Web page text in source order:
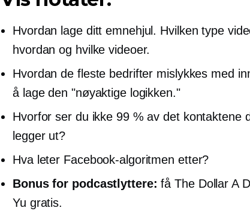
Hvordan lage ditt emnehjul. Hvilken type
hvordan og hvilke videoer.
Hvordan de fleste bedrifter mislykkes med
å lage den "nøyaktige logikken."
Hvorfor ser du ikke 99 % av det kontaktene
legger ut?
Hva leter Facebook-algoritmen etter?
Bonus for podcastlyttere: få The Dollar A
Yu gratis.